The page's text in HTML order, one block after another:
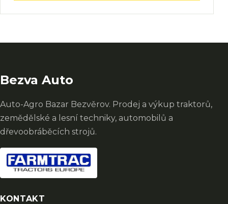
Bezva Auto
Auto-Agro Bazar Bezvěrov. Prodej a výkup traktorů,
zemědělské a lesní techniky, automobilů a
dřevoobráběcích strojů.
KONTAKT